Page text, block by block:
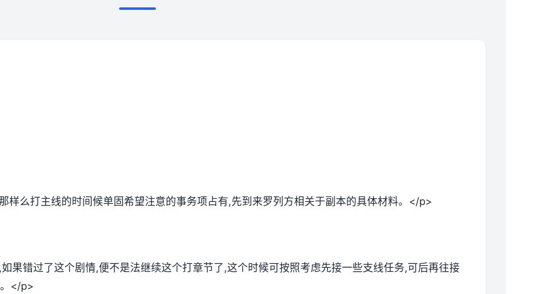
样么打主线的时间候单固希望注意的事务项占有,先到来罗列方相关于副本的具体材料。</p>
果错过了这个剧情,便不是法继续这个打章节了,这个时候可按照考虑先接一些支线任务,可后再往接
</p>